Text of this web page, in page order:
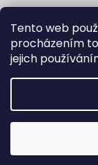
Tento web
procházením
jejich